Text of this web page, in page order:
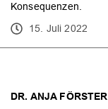
DR. ANJA FÖRSTER
Konsequenzen.
15. Juli 2022